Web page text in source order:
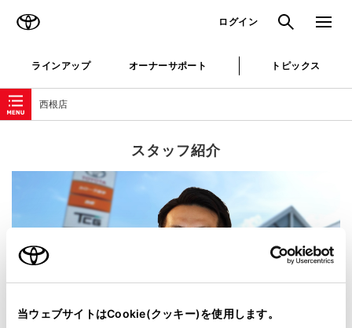
当ウェブサイトはCookie(クッキー)を使用します。
ログイン 検索 メニュ
ラインアップ オーナーサポート トピックス
西根店
スタッフ紹介